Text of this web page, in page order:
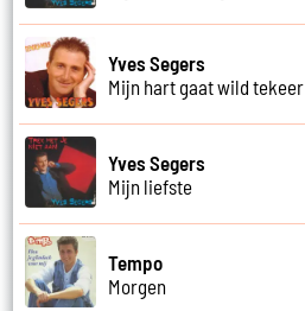
Yves Segers
Mijn hart gaat wild tekeer
Yves Segers
Mijn liefste
Tempo
Morgen